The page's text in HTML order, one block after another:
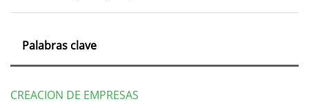
Palabras clave
CREACION DE EMPRESAS